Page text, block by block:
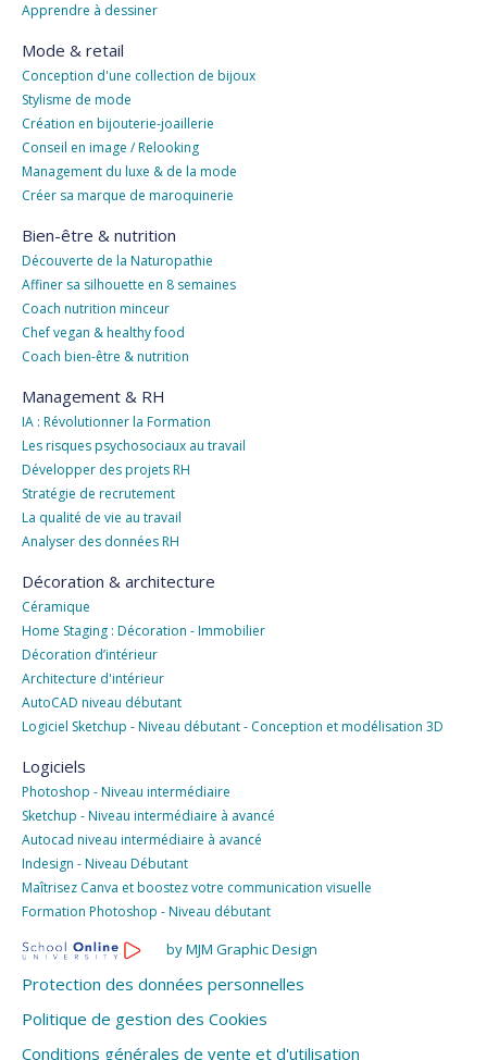
Apprendre à dessiner
Mode & retail
Conception d'une collection de bijoux
Stylisme de mode
Création en bijouterie-joaillerie
Conseil en image / Relooking
Management du luxe & de la mode
Créer sa marque de maroquinerie
Bien-être & nutrition
Découverte de la Naturopathie
Affiner sa silhouette en 8 semaines
Coach nutrition minceur
Chef vegan & healthy food
Coach bien-être & nutrition
Management & RH
IA : Révolutionner la Formation
Les risques psychosociaux au travail
Développer des projets RH
Stratégie de recrutement
La qualité de vie au travail
Analyser des données RH
Décoration & architecture
Céramique
Home Staging : Décoration - Immobilier
Décoration d’intérieur
Architecture d'intérieur
AutoCAD niveau débutant
Logiciel Sketchup - Niveau débutant - Conception et modélisation 3D
Logiciels
Photoshop - Niveau intermédiaire
Sketchup - Niveau intermédiaire à avancé
Autocad niveau intermédiaire à avancé
Indesign - Niveau Débutant
Maîtrisez Canva et boostez votre communication visuelle
Formation Photoshop - Niveau débutant
by MJM Graphic Design
Protection des données personnelles
Politique de gestion des Cookies
Conditions générales de vente et d'utilisation